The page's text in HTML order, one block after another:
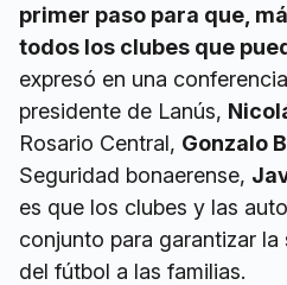
primer paso para que,
todos los clubes que
expresó en una
presidente de Lanús,
Rosario Central, Gonzalo
Seguridad bonaerense,
es que los clubes y las
conjunto para garantizar
del fútbol a las familias.